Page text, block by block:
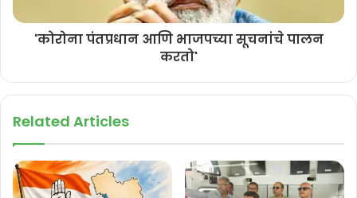
'कोरोना पंतप्रधान आणि भाजपच्या सूचनांचे पालन
करतो'
Related Articles